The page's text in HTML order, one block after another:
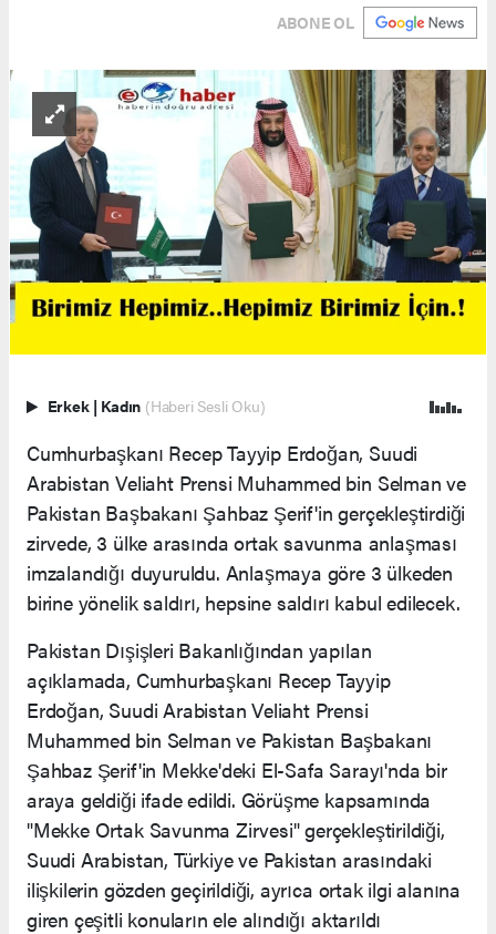
ABONE OL
Erkek | Kadın (Haberi Sesli Oku)
Cumhurbaşkanı Recep Tayyip Erdoğan, Suudi
Arabistan Veliaht Prensi Muhammed bin Selman ve
Pakistan Başbakanı Şahbaz Şerif'in gerçekleştirdiği
zirvede, 3 ülke arasında ortak savunma anlaşması
imzalandığı duyuruldu. Anlaşmaya göre 3 ülkeden
birine yönelik saldırı, hepsine saldırı kabul edilecek.
Pakistan Dışişleri Bakanlığından yapılan
açıklamada, Cumhurbaşkanı Recep Tayyip
Erdoğan, Suudi Arabistan Veliaht Prensi
Muhammed bin Selman ve Pakistan Başbakanı
Şahbaz Şerif'in Mekke'deki El-Safa Sarayı'nda bir
araya geldiği ifade edildi. Görüşme kapsamında
"Mekke Ortak Savunma Zirvesi" gerçekleştirildiği,
Suudi Arabistan, Türkiye ve Pakistan arasındaki
ilişkilerin gözden geçirildiği, ayrıca ortak ilgi alanına
giren çeşitli konuların ele alındığı aktarıldı